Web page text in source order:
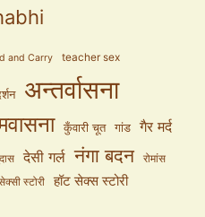
and Carry teacher sex
अन्तर्वासना
कुँवारी चूत गांड गैर मर्द
देसी गर्ल नंगा बदन रोमांस
स्टोरी हॉट सेक्स स्टोरी